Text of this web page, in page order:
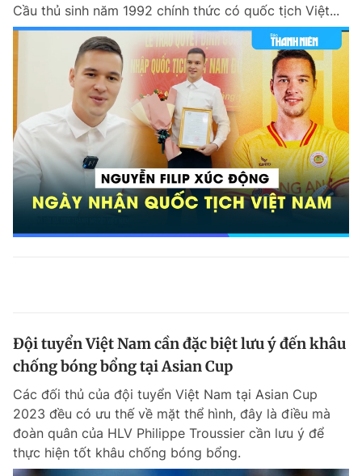
Cầu thủ sinh năm 1992 chính thức có quốc tịch Việt...
Đội tuyển Việt Nam cần đặc biệt lưu ý đến khâu
chống bóng bổng tại Asian Cup
Các đối thủ của đội tuyển Việt Nam tại Asian Cup
2023 đều có ưu thế về mặt thể hình, đây là điều mà
đoàn quân của HLV Philippe Troussier cần lưu ý để
thực hiện tốt khâu chống bóng bổng.